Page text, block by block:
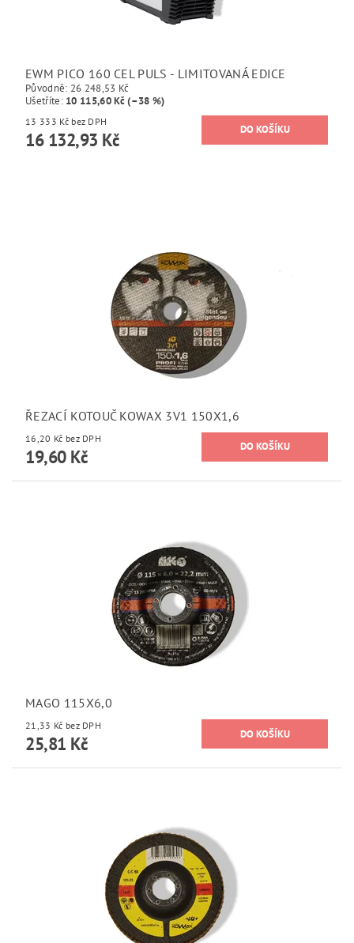
EWM PICO 160 CEL PULS - LIMITOVANÁ EDICE
Původně: 26 248,53 Kč
Ušetříte: 10 115,60 Kč (–38 %)
13 333 Kč bez DPH
16 132,93 Kč
ŘEZACÍ KOTOUČ KOWAX 3V1 150X1,6
16,20 Kč bez DPH
19,60 Kč
MAGO 115X6,0
21,33 Kč bez DPH
25,81 Kč